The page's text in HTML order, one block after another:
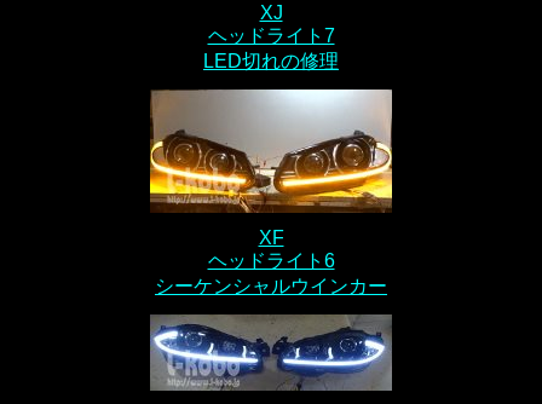
XJ
ヘッドライト7
LED切れの修理
XF
ヘッドライト6
シーケンシャルウインカー